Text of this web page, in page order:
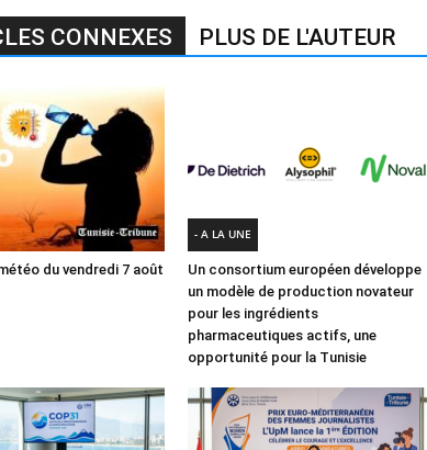
CONNEXES PLUS DE L'AUTEUR
du vendredi 7 août
- A LA UNE
Un consortium européen développe
un modèle de production novateur
pour les ingrédients
pharmaceutiques actifs, une
opportunité pour la Tunisie